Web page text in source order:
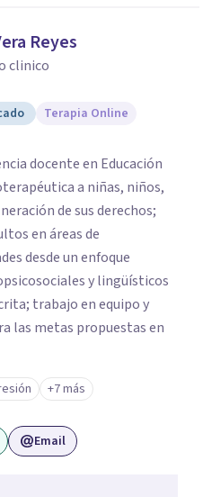
Reyes
clinico
Terapia Online
docente en Educación
a niñas, niños,
de sus derechos;
en áreas de
desde un enfoque
y lingüísticos
trabajo en equipo y
las metas propuestas en
+7 más
Email